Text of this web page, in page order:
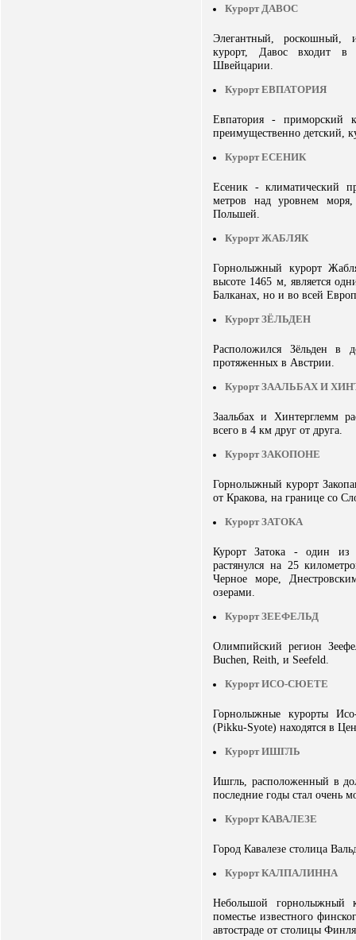
Курорт ДАВОС
Элегантный, роскошный,
курорт, Давос входит в
Швейцарии.
Курорт ЕВПАТОРИЯ
Евпатория - приморский
преимущественно детский,
Курорт ЕСЕНИК
Есеник - климатический
метров над уровнем
Польшей.
Курорт ЖАБЛЯК
Горнолыжный курорт
высоте 1465 м, является
Балканах, но и во всей
Курорт ЗЁЛЬДЕН
Расположился Зёльден
протяженных в Австрии.
Курорт ЗААЛЬБАХ И
Заальбах и Хинтерглемм
всего в 4 км друг от друга.
Курорт ЗАКОПОНЕ
Горнолыжный курорт
от Кракова, на границе со
Курорт ЗАТОКА
Курорт Затока - один из
растянулся на 25
Черное море,
озерами.
Курорт ЗЕЕФЕЛЬД
Олимпийский регион
Buchen, Reith, и Seefeld.
Курорт ИСО-СЮЕТЕ
Горнолыжные курорты
(Pikku-Syote) находятся в
Курорт ИШГЛЬ
Ишгль, расположенный в
последние годы стал очень
Курорт КАВАЛЕЗЕ
Город Кавалезе столица
Курорт КАЛПАЛИННА
Небольшой горнолыжный
поместье известного
автостраде от столицы